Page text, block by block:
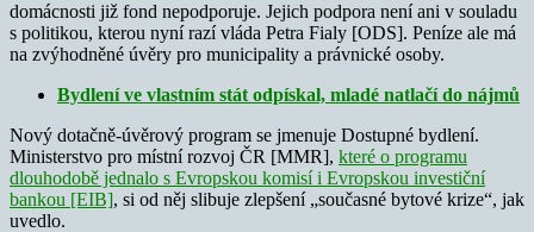
domácnosti již fond nepodporuje. Jejich podpora není ani v souladu
s politikou, kterou nyní razí vláda Petra Fialy [ODS]. Peníze ale má
na zvýhodněné úvěry pro municipality a právnické osoby.
Bydlení ve vlastním stát odpískal, mladé natlačí do nájmů
Nový dotačně-úvěrový program se jmenuje Dostupné bydlení.
Ministerstvo pro místní rozvoj ČR [MMR], které o programu
dlouhodobě jednalo s Evropskou komisí i Evropskou investiční
bankou [EIB], si od něj slibuje zlepšení „současné bytové krize“, jak
uvedlo.